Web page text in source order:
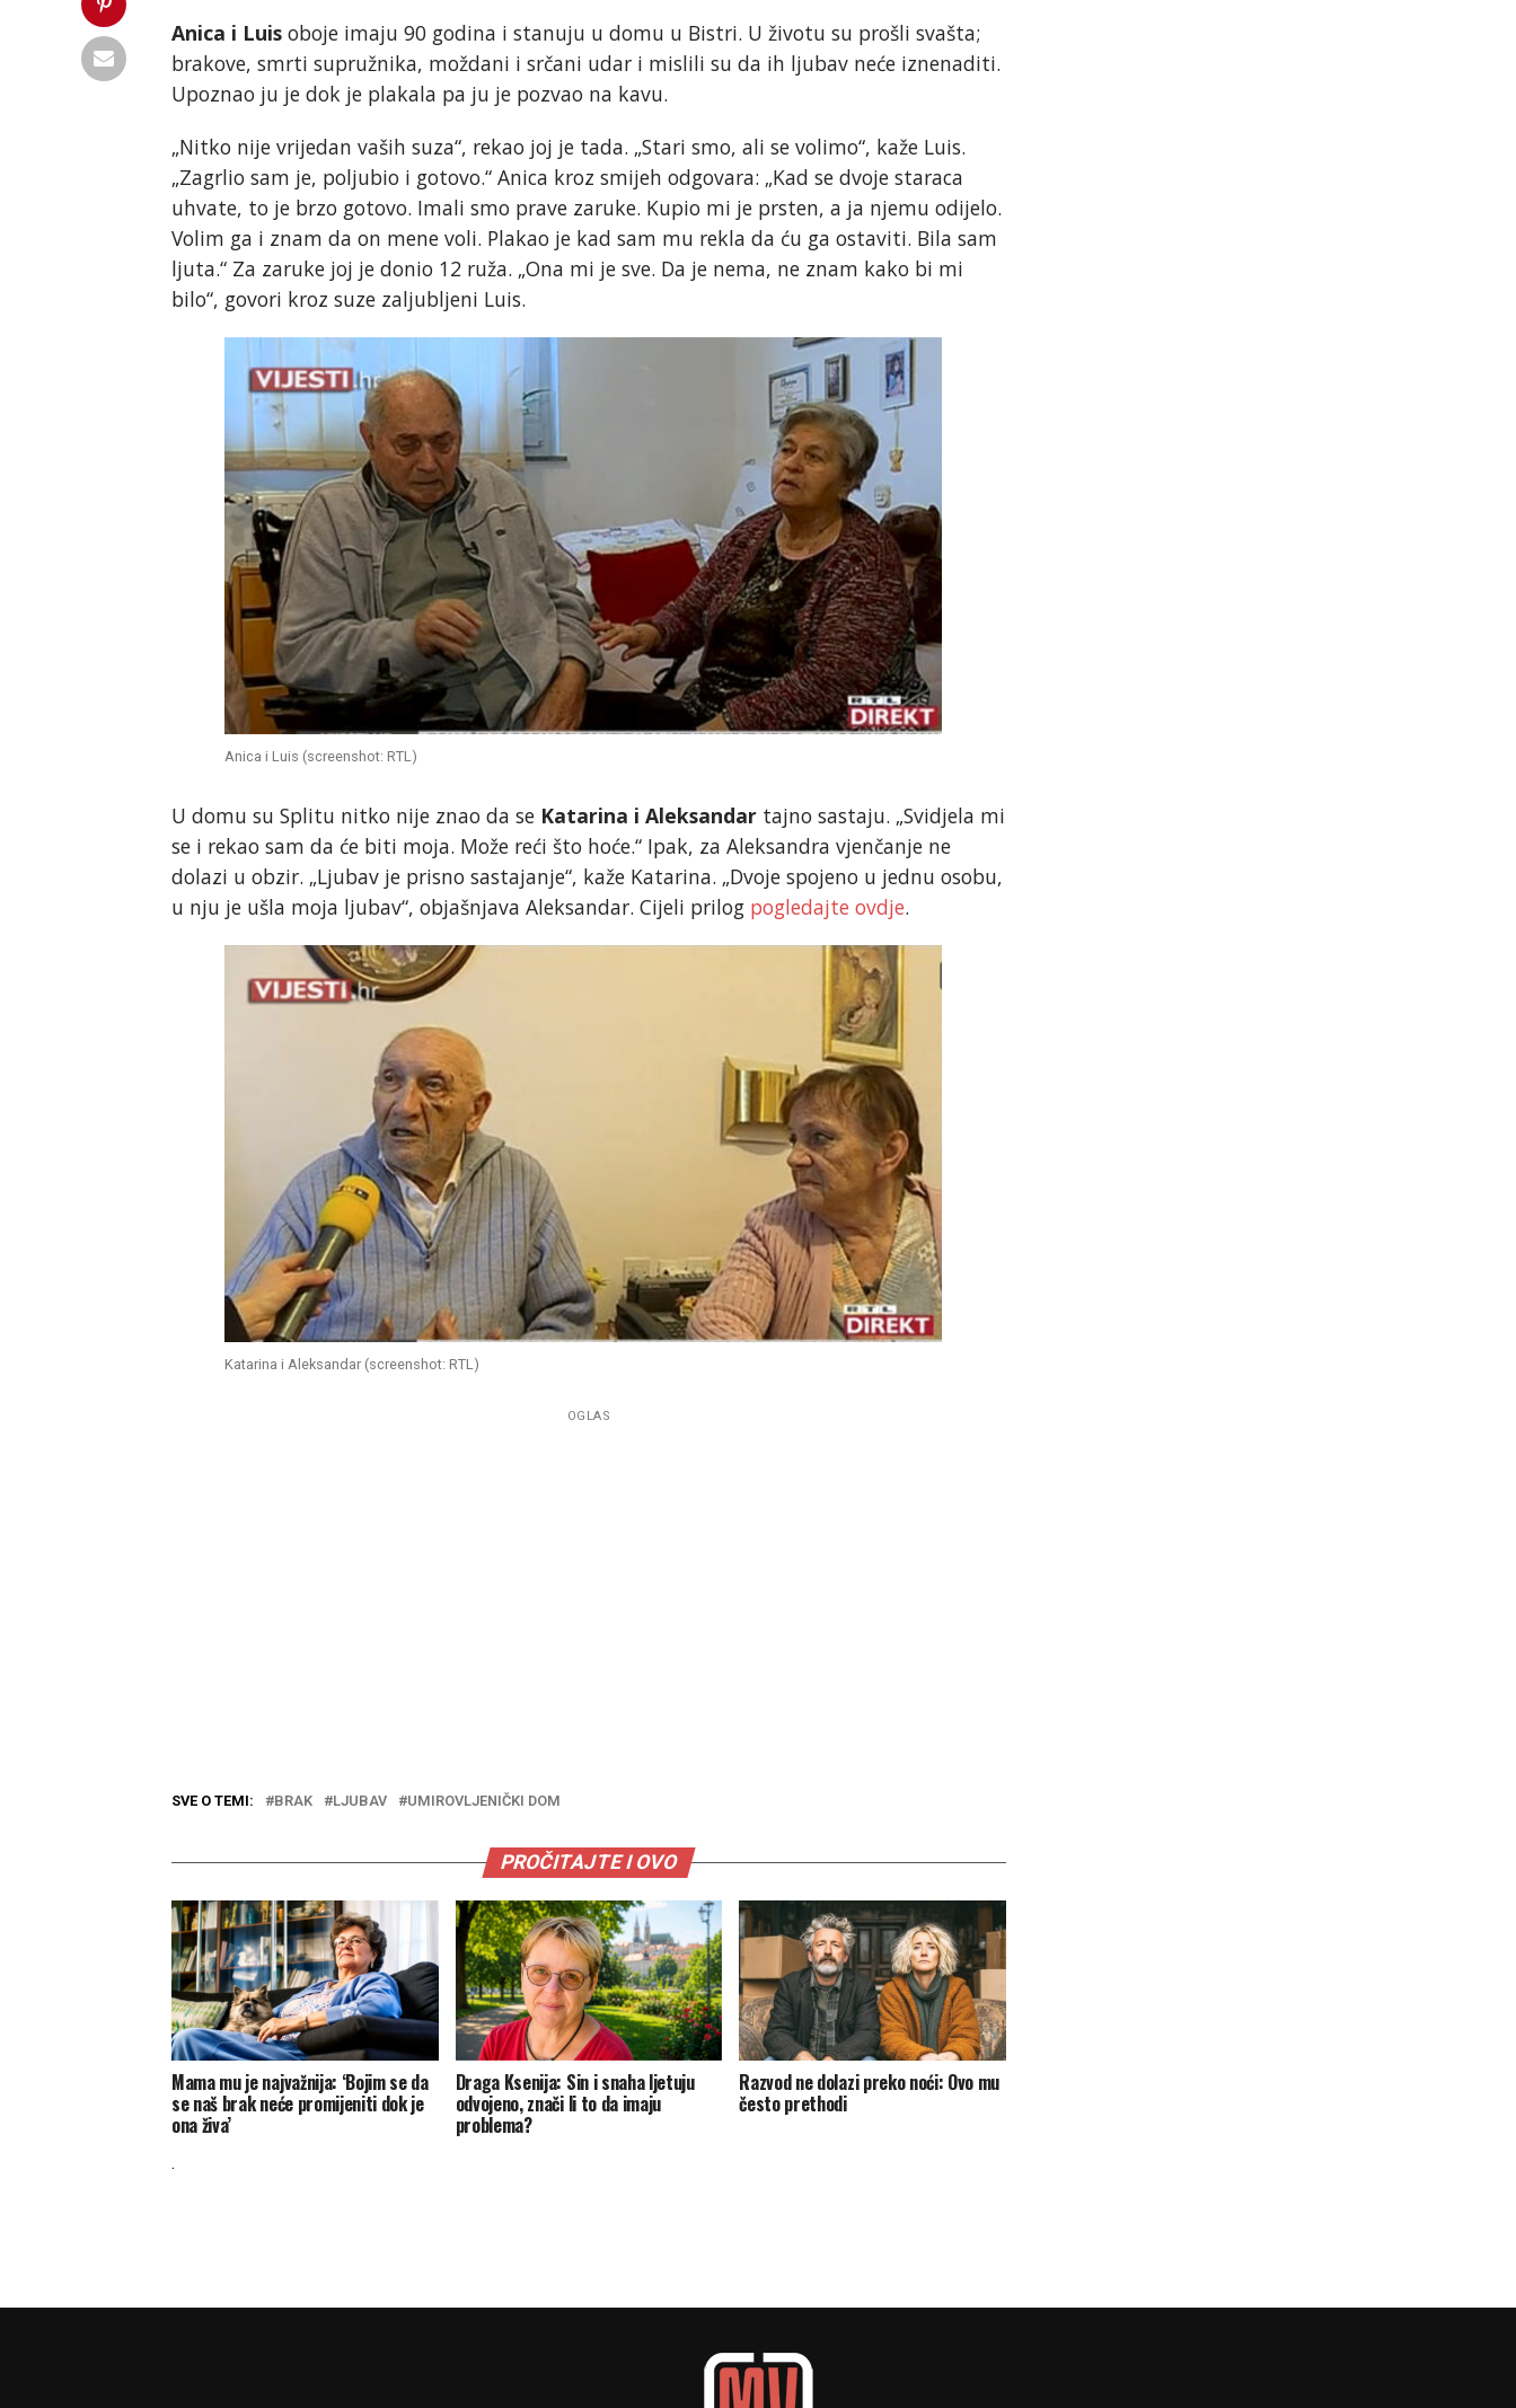
Anica i Luis oboje imaju 90 godina i stanuju u domu u Bistri. U životu su prošli svašta;
brakove, smrti supružnika, moždani i srčani udar i mislili su da ih ljubav neće iznenaditi.
Upoznao ju je dok je plakala pa ju je pozvao na kavu.
„Nitko nije vrijedan vaših suza“, rekao joj je tada. „Stari smo, ali se volimo“, kaže Luis.
„Zagrlio sam je, poljubio i gotovo.“ Anica kroz smijeh odgovara: „Kad se dvoje staraca
uhvate, to je brzo gotovo. Imali smo prave zaruke. Kupio mi je prsten, a ja njemu odijelo.
Volim ga i znam da on mene voli. Plakao je kad sam mu rekla da ću ga ostaviti. Bila sam
ljuta.“ Za zaruke joj je donio 12 ruža. „Ona mi je sve. Da je nema, ne znam kako bi mi
bilo“, govori kroz suze zaljubljeni Luis.
Anica i Luis (screenshot: RTL)
U domu su Splitu nitko nije znao da se Katarina i Aleksandar tajno sastaju. „Svidjela mi
se i rekao sam da će biti moja. Može reći što hoće.“ Ipak, za Aleksandra vjenčanje ne
dolazi u obzir. „Ljubav je prisno sastajanje“, kaže Katarina. „Dvoje spojeno u jednu osobu,
u nju je ušla moja ljubav“, objašnjava Aleksandar. Cijeli prilog pogledajte ovdje.
Katarina i Aleksandar (screenshot: RTL)
OGLAS
SVE O TEMI: BRAK LJUBAV UMIROVLJENIČKI DOM
PROČITAJTE I OVO
Mama mu je najvažnija: ‘Bojim se da
se naš brak neće promijeniti dok je
ona živa’
Draga Ksenija: Sin i snaha ljetuju
odvojeno, znači li to da imaju
problema?
Razvod ne dolazi preko noći: Ovo mu
često prethodi
.